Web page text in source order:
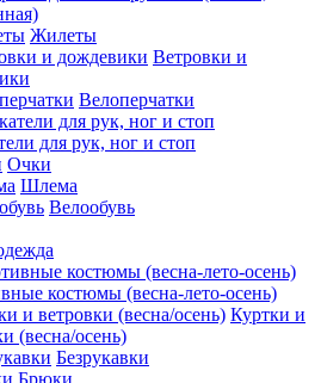
Жилеты
Ветровки и
Велоперчатки
для рук, ног и стоп
Очки
Шлема
Велообувь
костюмы (весна-лето-осень)
Куртки и
(весна/осень)
Безрукавки
Брюки